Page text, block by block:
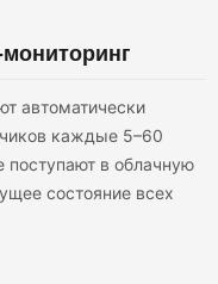
автоматически
каждые 5–60
поступают в облачную
состояние всех